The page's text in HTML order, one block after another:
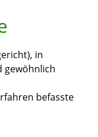
in
gewöhnlich
befasste